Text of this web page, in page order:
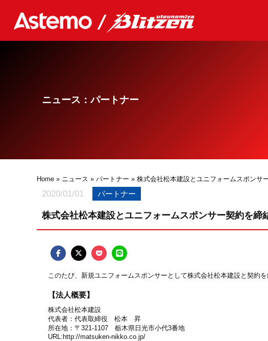
ニュース：パートナー
Home » ニュース » パートナー » 株式会社松本建設とユニフォームスポンサ
2020/01/01 パートナー
株式会社松本建設とユニフォームスポンサー契約を締
このたび、新規ユニフォームスポンサーとして株式会社松本建設と契約
【法人概要】
株式会社松本建設
代表者：代表取締役 松本 昇
所在地：〒321-1107 栃木県日光市小代3番地
URL: http://matsuken-nikko.co.jp/